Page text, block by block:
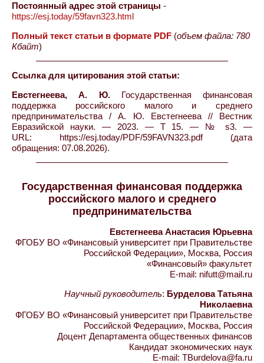
Постоянный адрес этой страницы -
https://esj.today/59favn323.html
Полный текст статьи в формате PDF (объем файла: 780
Кбайт)
Ссылка для цитирования этой статьи:
Евстегнеева, А. Ю.Государственная финансовая
поддержка российского малого и среднего
предпринимательства / А. Ю. Евстегнеева // Вестник
Евразийской науки. — 2023. — Т 15. — № s3. —
URL: https://esj.today/PDF/59FAVN323.pdf (дата
обращения: 07.08.2026).
Государственная финансовая поддержка
российского малого и среднего
предпринимательства
Евстегнеева Анастасия Юрьевна
ФГОБУ ВО «Финансовый университет при Правительстве
Российской Федерации», Москва, Россия
«Финансовый» факультет
E-mail: nifutt@mail.ru
Научный руководитель: Бурделова Татьяна
Николаевна
ФГОБУ ВО «Финансовый университет при Правительстве
Российской Федерации», Москва, Россия
Доцент Департамента общественных финансов
Кандидат экономических наук
E-mail: TBurdelova@fa.ru